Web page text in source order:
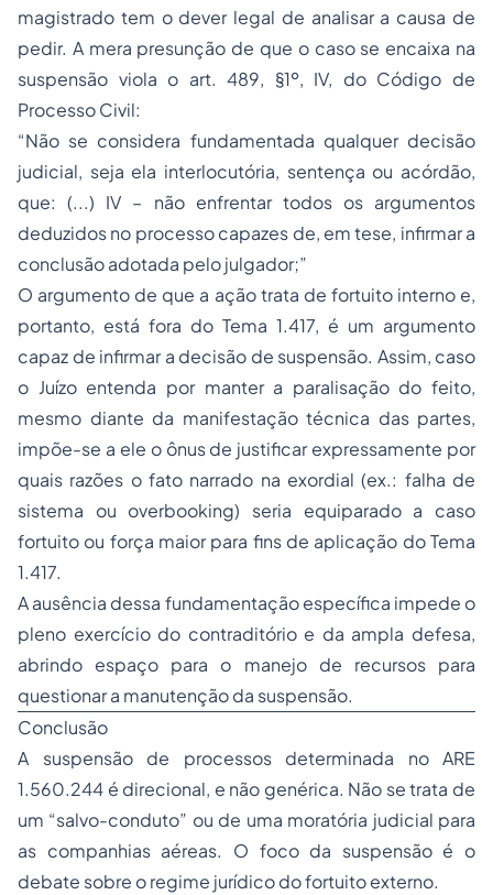
magistrado tem o dever legal de analisar a causa de
pedir. A mera presunção de que o caso se encaixa na
suspensão viola o art. 489, §1º, IV, do Código de
Processo Civil:
“Não se considera fundamentada qualquer decisão
judicial, seja ela interlocutória, sentença ou acórdão,
que: (...) IV – não enfrentar todos os argumentos
deduzidos no processo capazes de, em tese, infirmar a
conclusão adotada pelo julgador;”
O argumento de que a ação trata de fortuito interno e,
portanto, está fora do Tema 1.417, é um argumento
capaz de infirmar a decisão de suspensão. Assim, caso
o Juízo entenda por manter a paralisação do feito,
mesmo diante da manifestação técnica das partes,
impõe-se a ele o ônus de justificar expressamente por
quais razões o fato narrado na exordial (ex.: falha de
sistema ou overbooking) seria equiparado a caso
fortuito ou força maiorpara fins de aplicação do Tema
1.417.
A ausência dessa fundamentação específica impede o
pleno exercício do contraditório e da ampla defesa,
abrindo espaço para o manejo de recursos para
questionar a manutenção da suspensão.
Conclusão
A suspensão de processos determinada no ARE
1.560.244 é direcional, e não genérica. Não se trata de
um “salvo-conduto” ou de uma moratória judicial para
as companhias aéreas. O foco da suspensão é o
debate sobre o regime jurídico do fortuito externo.